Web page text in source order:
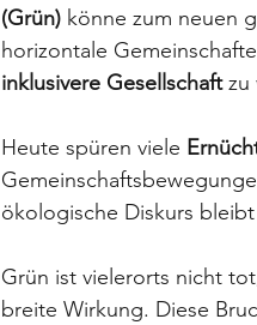
(Grün) könne zum neuen
horizontale
inklusivere Gesellschaft zu
Heute spüren viele
ökologische Diskurs
Grün ist vielerorts nicht
breite Wirkung. Diese